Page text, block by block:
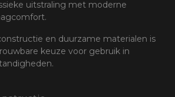
uitstraling met moderne
en duurzame materialen is
keuze voor gebruik in